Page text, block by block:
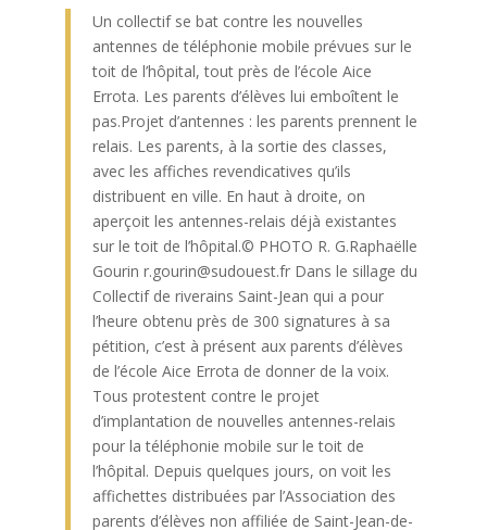
Un collectif se bat contre les nouvelles
antennes de téléphonie mobile prévues sur le
toit de l’hôpital, tout près de l’école Aice
Errota. Les parents d’élèves lui emboîtent le
pas.Projet d’antennes : les parents prennent le
relais. Les parents, à la sortie des classes,
avec les affiches revendicatives qu’ils
distribuent en ville. En haut à droite, on
aperçoit les antennes-relais déjà existantes
sur le toit de l’hôpital.© PHOTO R. G.Raphaëlle
Gourin r.gourin@sudouest.fr Dans le sillage du
Collectif de riverains Saint-Jean qui a pour
l’heure obtenu près de 300 signatures à sa
pétition, c’est à présent aux parents d’élèves
de l’école Aice Errota de donner de la voix.
Tous protestent contre le projet
d’implantation de nouvelles antennes-relais
pour la téléphonie mobile sur le toit de
l’hôpital. Depuis quelques jours, on voit les
affichettes distribuées par l’Association des
parents d’élèves non affiliée de Saint-Jean-de-